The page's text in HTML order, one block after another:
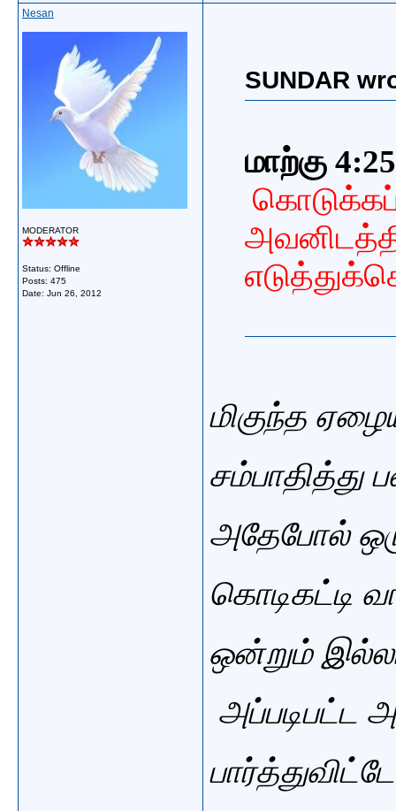
Nesan
MODERATOR
Status: Offline
Posts: 475
Date: Jun 26, 2012
SUNDAR
மாற்கு 4:25
மிகுந்த
அதேபோல்
கொடிகட்டி
ஒன்றும்
அப்படிபட்ட